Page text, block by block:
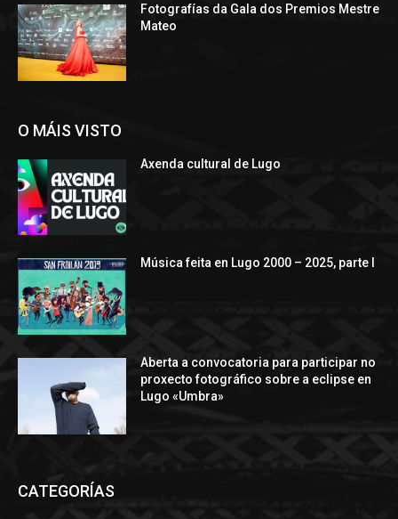
Fotografías da Gala dos Premios Mestre
Mateo
O MÁIS VISTO
Axenda cultural de Lugo
Música feita en Lugo 2000 – 2025, parte I
Aberta a convocatoria para participar no
proxecto fotográfico sobre a eclipse en
Lugo «Umbra»
CATEGORÍAS